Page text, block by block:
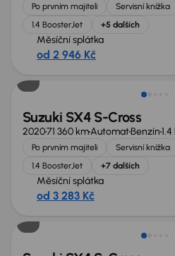
Po prvním majiteli Servisní knížka
1.4 BoosterJet
+5 dalších
Měsíční splátka
od 2 946 Kč
Zlevněno o 30 000 Kč
Suzuki SX4 S-Cross
202071 360 kmAutomatBenzín
Po prvním majiteli Servisní knížka
1.4 BoosterJet
+7 dalších
Měsíční splátka
od 3 283 Kč